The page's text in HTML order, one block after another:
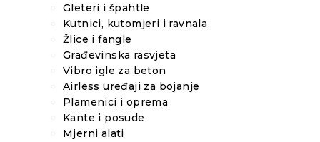
Gleteri i špahtle
Kutnici, kutomjeri i ravnala
Žlice i fangle
Građevinska rasvjeta
Vibro igle za beton
Airless uređaji za bojanje
Plamenici i oprema
Kante i posude
Mjerni alati